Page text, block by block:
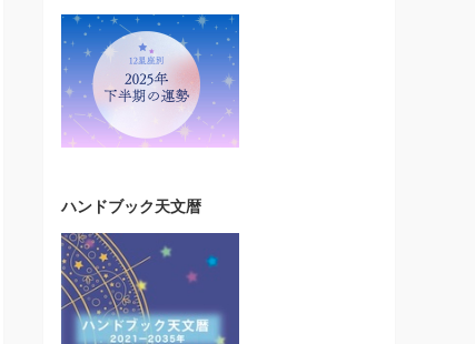
ハンドブック天文暦